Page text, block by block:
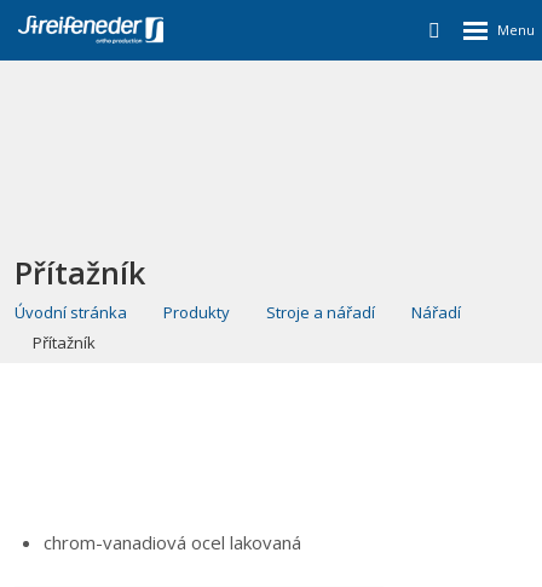
Přítažník
Úvodní stránka Produkty Stroje a nářadí
Nářadí
Přítažník
chrom-vanadiová ocel lakovaná